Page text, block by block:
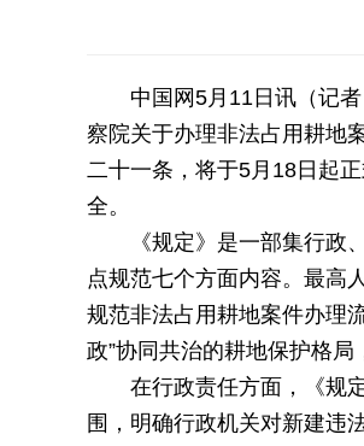
中国网5月11日讯（记
察院关于办理非法占用耕地
二十一条， 将于5月18日起
全。
《规定》是一部集行
点规范七个方面内容。 最高
规范非法占用耕地案件办理
政”协同共治的耕地保护格
在行政责任方面，《规
围，明确行政机关对新建违